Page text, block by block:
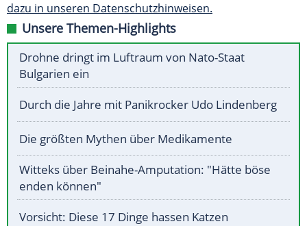
dazu in unseren Datenschutzhinweisen.
Unsere Themen-Highlights
Drohne dringt im Luftraum von Nato-Staat
Bulgarien ein
Durch die Jahre mit Panikrocker Udo Lindenberg
Die größten Mythen über Medikamente
Witteks über Beinahe-Amputation: "Hätte böse
enden können"
Vorsicht: Diese 17 Dinge hassen Katzen